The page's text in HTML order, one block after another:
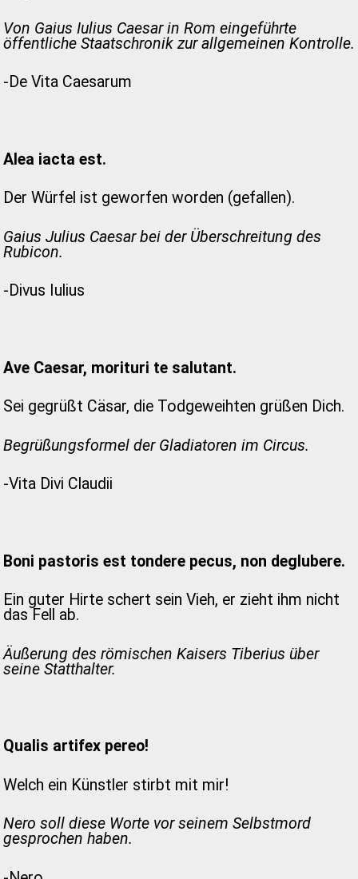
Von Gaius Iulius Caesar in Rom eingeführte
öffentliche Staatschronik zur allgemeinen Kontrolle.
-De Vita Caesarum
Alea iacta est.
Der Würfel ist geworfen worden (gefallen).
Gaius Julius Caesar bei der Überschreitung des
Rubicon.
-Divus Iulius
Ave Caesar, morituri te salutant.
Sei gegrüßt Cäsar, die Todgeweihten grüßen Dich.
Begrüßungsformel der Gladiatoren im Circus.
-Vita Divi Claudii
Boni pastoris est tondere pecus, non deglubere.
Ein guter Hirte schert sein Vieh, er zieht ihm nicht
das Fell ab.
Äußerung des römischen Kaisers Tiberius über
seine Statthalter.
Qualis artifex pereo!
Welch ein Künstler stirbt mit mir!
Nero soll diese Worte vor seinem Selbstmord
gesprochen haben.